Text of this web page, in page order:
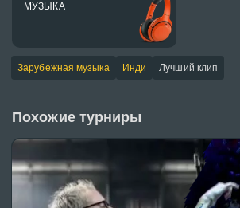
МУЗЫКА
Зарубежная музыка Инди Лучший клип
Похожие турниры